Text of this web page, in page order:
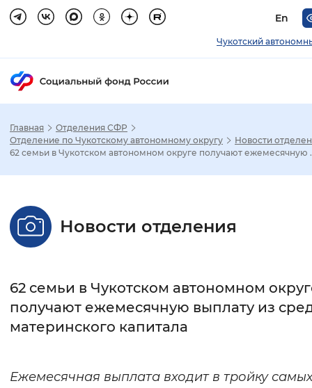
En
Чукотский
Настройка режима отображения
Стандартный Увеличенный
Главная
Отделения СФР
Отделение по Чукотскому автономному округу
Новости
62 семьи в Чукотском автономном округе получают ежемесячную
Новости отделения
62 семьи в Чукотском автономном
получают ежемесячную выплату из
материнского капитала
Ежемесячная выплата входит в тройку самых